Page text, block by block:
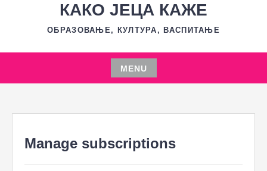
КАКО ЈЕЦА КАЖЕ
ОБРАЗОВАЊЕ, КУЛТУРА, ВАСПИТАЊЕ
MENU
Skip
content
Manage subscriptions